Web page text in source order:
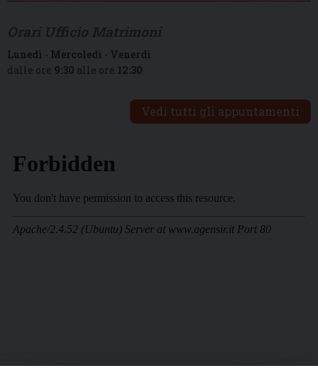
Lunedì - Mercoledì - Venerdì
dalle ore 9:30 alle ore 12:30
Vedi tutti gli appuntamenti